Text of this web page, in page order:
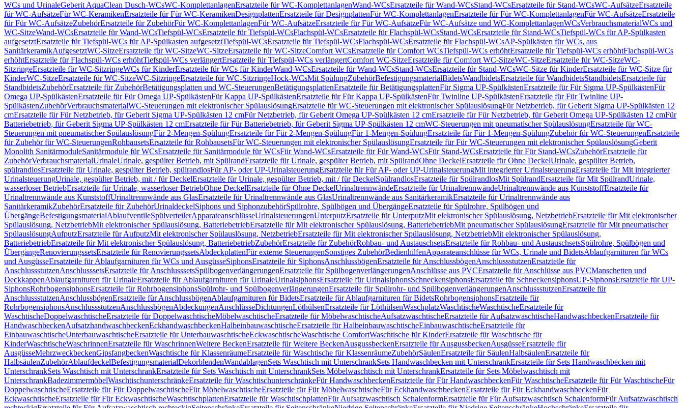
WCs und UrinaleGeberit AquaClean Dusch-WCsWC-KomplettanlagenErsatzteile für WC-KomplettanlagenWand-WCsErsatzteile für Wand-WCsStand-WCsErsatzteile für Stand-WCsWC-AufsätzeErsatzteile
für WC-AufsätzeFür WC-KeramikenErsatzteile für Für WC-KeramikenDesignplattenErsatzteile für DesignplattenFür WC-KomplettanlagenErsatzteile für Für WC-KomplettanlagenFür WC-AufsätzeErsatzteile
für Für WC-AufsätzeZubehörErsatzteile für ZubehörFür WC-KomplettanlagenFür WC-AufsätzeErsatzteile für Für WC-AufsätzeFür WC-Aufsätze und WC-KomplettanlagenWCsVerbrauchsmaterialWCs und
WC-SitzeWand-WCsErsatzteile für Wand-WCsTiefspül-WCsErsatzteile für Tiefspül-WCsFlachspül-WCsErsatzteile für Flachspül-WCsStand-WCsErsatzteile für Stand-WCsTiefspül-WCs für AP-Spülkasten
aufgesetztErsatzteile für Tiefspül-WCs für AP-Spülkasten aufgesetztTiefspül-WCsErsatzteile für Tiefspül-WCsFlachspül-WCsErsatzteile für Flachspül-WCsAP-Spülkästen für WCs, aus
SanitärkeramikAufgesetztWC-SitzeErsatzteile für WC-SitzeWC-SitzeErsatzteile für WC-SitzeComfort WCsErsatzteile für Comfort WCsTiefspül-WCs erhöhtErsatzteile für Tiefspül-WCs erhöhtFlachspül-WCs
erhöhtErsatzteile für Flachspül-WCs erhöhtTiefspül-WCs verlängertErsatzteile für Tiefspül-WCs verlängertComfort WC-SitzeErsatzteile für Comfort WC-SitzeWC-SitzeErsatzteile für WC-SitzeWC-
SitzringeErsatzteile für WC-SitzringeWCs für KinderErsatzteile für WCs für KinderWand-WCsErsatzteile für Wand-WCsStand-WCsErsatzteile für Stand-WCsWC-Sitze für KinderErsatzteile für WC-Sitze für
KinderWC-SitzeErsatzteile für WC-SitzeWC-SitzringeErsatzteile für WC-SitzringeHock-WCsMit SpülungZubehörBefestigungsmaterialBidetsWandbidetsErsatzteile für WandbidetsStandbidetsErsatzteile für
StandbidetsZubehörErsatzteile für ZubehörBetätigungsplatten und WC-SteuerungenBetätigungsplattenErsatzteile für BetätigungsplattenFür Sigma UP-SpülkästenErsatzteile für Für Sigma UP-SpülkästenFür
Omega UP-SpülkästenErsatzteile für Für Omega UP-SpülkästenFür Kappa UP-SpülkästenErsatzteile für Für Kappa UP-SpülkästenFür Twinline UP-SpülkästenErsatzteile für Für Twinline UP-
SpülkästenZubehörVerbrauchsmaterialWC-Steuerungen mit elektronischer SpülauslösungErsatzteile für WC-Steuerungen mit elektronischer SpülauslösungFür Netzbetrieb, für Geberit Sigma UP-Spülkästen 12
cmErsatzteile für Für Netzbetrieb, für Geberit Sigma UP-Spülkästen 12 cmFür Netzbetrieb, für Geberit Omega UP-Spülkästen 12 cmErsatzteile für Für Netzbetrieb, für Geberit Omega UP-Spülkästen 12 cmFür
Batteriebetrieb, für Geberit Sigma UP-Spülkästen 12 cmErsatzteile für Für Batteriebetrieb, für Geberit Sigma UP-Spülkästen 12 cmWC-Steuerungen mit pneumatischer SpülauslösungErsatzteile für WC-
Steuerungen mit pneumatischer SpülauslösungFür 2-Mengen-SpülungErsatzteile für Für 2-Mengen-SpülungFür 1-Mengen-SpülungErsatzteile für Für 1-Mengen-SpülungZubehör für WC-SteuerungenErsatzteile
für Zubehör für WC-SteuerungenRohbausetsErsatzteile für RohbausetsFür WC-Steuerungen mit elektronischer SpülauslösungErsatzteile für Für WC-Steuerungen mit elektronischer SpülauslösungGeberit
Monolith SanitärmoduleSanitärmodule für WCsErsatzteile für Sanitärmodule für WCsFür Wand-WCsErsatzteile für Für Wand-WCsFür Stand-WCsErsatzteile für Für Stand-WCsZubehörErsatzteile für
ZubehörVerbrauchsmaterialUrinaleUrinale, gespülter Betrieb, mit SpülrandErsatzteile für Urinale, gespülter Betrieb, mit SpülrandOhne DeckelErsatzteile für Ohne DeckelUrinale, gespülter Betrieb,
spülrandlosErsatzteile für Urinale, gespülter Betrieb, spülrandlosFür AP- oder UP-UrinalsteuerungErsatzteile für Für AP- oder UP-UrinalsteuerungMit integrierter UrinalsteuerungErsatzteile für Mit integrierter
UrinalsteuerungUrinale, gespülter Betrieb, mit / für DeckelErsatzteile für Urinale, gespülter Betrieb, mit / für DeckelSpülrandlosErsatzteile für SpülrandlosMit SpülrandErsatzteile für Mit SpülrandUrinale,
wasserloser BetriebErsatzteile für Urinale, wasserloser BetriebOhne DeckelErsatzteile für Ohne DeckelUrinaltrennwändeErsatzteile für UrinaltrennwändeUrinaltrennwände aus KunststoffErsatzteile für
Urinaltrennwände aus KunststoffUrinaltrennwände aus GlasErsatzteile für Urinaltrennwände aus GlasUrinaltrennwände aus SanitärkeramikErsatzteile für Urinaltrennwände aus
SanitärkeramikZubehörErsatzteile für ZubehörUrinaldeckelSiphons und SiphonzubehörSpülrohre, Spülbögen und ÜbergängeErsatzteile für Spülrohre, Spülbögen und
ÜbergängeBefestigungsmaterialAblaufventileSpülverteilerApparateanschlüsseUrinalsteuerungenUnterputzErsatzteile für UnterputzMit elektronischer Spülauslösung, NetzbetriebErsatzteile für Mit elektronischer
Spülauslösung, NetzbetriebMit elektronischer Spülauslösung, BatteriebetriebErsatzteile für Mit elektronischer Spülauslösung, BatteriebetriebMit pneumatischer SpülauslösungErsatzteile für Mit pneumatischer
SpülauslösungAufputzErsatzteile für AufputzMit elektronischer Spülauslösung, NetzbetriebErsatzteile für Mit elektronischer Spülauslösung, NetzbetriebMit elektronischer Spülauslösung,
BatteriebetriebErsatzteile für Mit elektronischer Spülauslösung, BatteriebetriebZubehörErsatzteile für ZubehörRohbau- und AustauschsetsErsatzteile für Rohbau- und AustauschsetsSpülrohre, Spülbögen und
ÜbergängeRenovierungssetsErsatzteile für RenovierungssetsAbdeckplattenFür externe SteuerungenSonstiges ZubehörBedienhilfenApparateanschlüsse für WCs, Urinale und BidetsAblaufgarnituren für WCs
und AusgüsseErsatzteile für Ablaufgarnituren für WCs und AusgüsseSiphonsErsatzteile für SiphonsAnschlussbögenErsatzteile für AnschlussbögenAnschlussstutzenErsatzteile für
AnschlussstutzenAnschlusssetsErsatzteile für AnschlusssetsSpülbogenverlängerungenErsatzteile für SpülbogenverlängerungenAnschlüsse aus PVCErsatzteile für Anschlüsse aus PVCManschetten und
DeckkappenAblaufgarnituren für UrinaleErsatzteile für Ablaufgarnituren für UrinaleUrinalsiphonsErsatzteile für UrinalsiphonsSchneckensiphonsErsatzteile für SchneckensiphonsUP-SiphonsErsatzteile für UP-
SiphonsRohrbogensiphonsErsatzteile für RohrbogensiphonsSpülrohr- und SpülbogenverlängerungenErsatzteile für Spülrohr- und SpülbogenverlängerungenAnschlussstutzenErsatzteile für
AnschlussstutzenAnschlussbögenErsatzteile für AnschlussbögenAblaufgarnituren für BidetsErsatzteile für Ablaufgarnituren für BidetsRohrbogensiphonsErsatzteile für
RohrbogensiphonsAnschlussstutzenAnschlussbögenAbdeckungenAnschlüsseDichtungenLöthülsenErsatzteile für LöthülsenWaschplatzWaschtischeWaschtischeErsatzteile für
WaschtischeDoppelwaschtischeErsatzteile für DoppelwaschtischeMöbelwaschtischeErsatzteile für MöbelwaschtischeAufsatzwaschtischeErsatzteile für AufsatzwaschtischeHandwaschbeckenErsatzteile für
HandwaschbeckenAufsatzhandwaschbeckenEckhandwaschbeckenHalbeinbauwaschtischeErsatzteile für HalbeinbauwaschtischeEinbauwaschtischeErsatzteile für
EinbauwaschtischeUnterbauwaschtischeErsatzteile für UnterbauwaschtischeEckwaschtischeWaschtische ComfortWaschtische für KinderErsatzteile für Waschtische für
KinderWaschtischeWaschrinnenErsatzteile für WaschrinnenWeitere BeckenErsatzteile für Weitere BeckenAusgussbeckenErsatzteile für AusgussbeckenAusgüsseErsatzteile für
AusgüsseMehrzweckbeckenGipsfangbeckenWaschtische für KlassenräumeErsatzteile für Waschtische für KlassenräumeZubehörSäulenErsatzteile für SäulenHalbsäulenErsatzteile für
HalbsäulenZubehörAblaufdeckelBefestigungsmaterialDekorblendenWandablagenSets Waschtisch mit UnterschrankSets Handwaschbecken mit UnterschrankErsatzteile für Sets Handwaschbecken mit
UnterschrankSets Waschtisch mit UnterschrankErsatzteile für Sets Waschtisch mit UnterschrankSets Möbelwaschtisch mit UnterschrankErsatzteile für Sets Möbelwaschtisch mit
UnterschrankBadezimmermöbelWaschtischunterschränkeErsatzteile für WaschtischunterschränkeFür HandwaschbeckenErsatzteile für Für HandwaschbeckenFür WaschtischeErsatzteile für Für WaschtischeFür
DoppelwaschtischeErsatzteile für Für DoppelwaschtischeFür MöbelwaschtischeErsatzteile für Für MöbelwaschtischeFür EckhandwaschbeckenErsatzteile für Für EckhandwaschbeckenFür
EckwaschtischeErsatzteile für Für EckwaschtischeWaschtischplattenErsatzteile für WaschtischplattenFür Aufsatzwaschtisch SchalenformErsatzteile für Für Aufsatzwaschtisch SchalenformFür Aufsatzwaschtisch